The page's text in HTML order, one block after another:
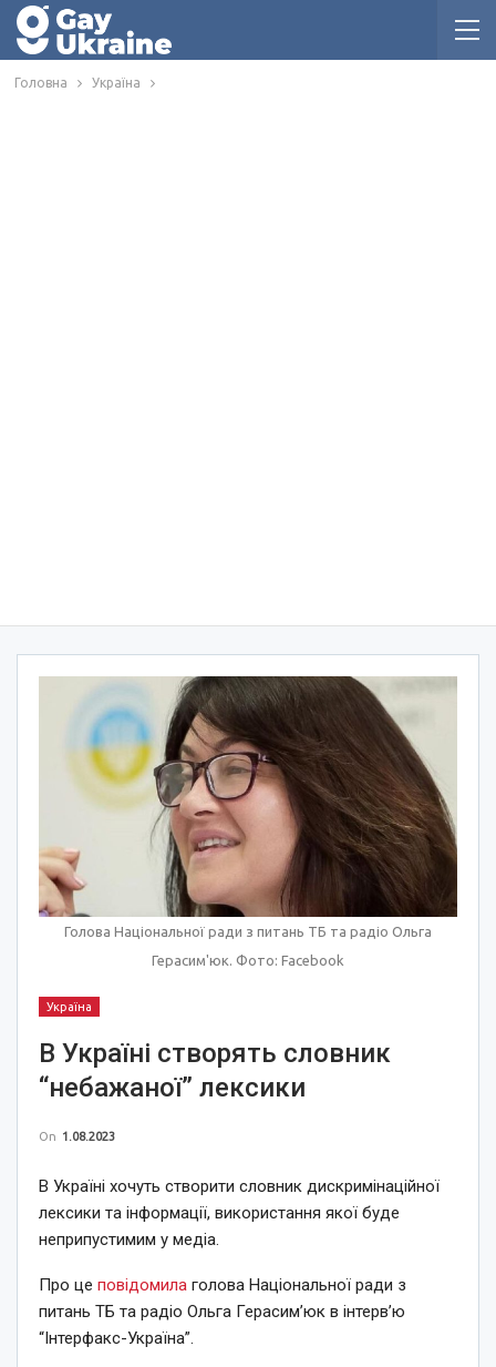
Головна Україна
Голова Національної ради з питань ТБ та радіо Ольга
Герасим'юк. Фото: Facebook
Україна
В Україні створять словник
“небажаної” лексики
On 1.08.2023
В Україні хочуть створити словник дискримінаційної
лексики та інформації, використання якої буде
неприпустимим у медіа.
Про це повідомила голова Національної ради з
питань ТБ та радіо Ольга Герасим’юк в інтерв’ю
“Інтерфакс-Україна”.